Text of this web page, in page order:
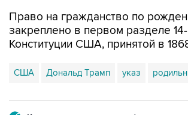
Право на гражданство по
закреплено в первом разделе
Конституции США, принятой в
США Дональд Трамп указ